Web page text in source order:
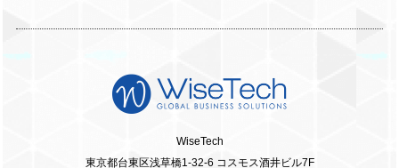
WiseTech
東京都台東区浅草橋1-32-6 コスモス酒井ビル7F